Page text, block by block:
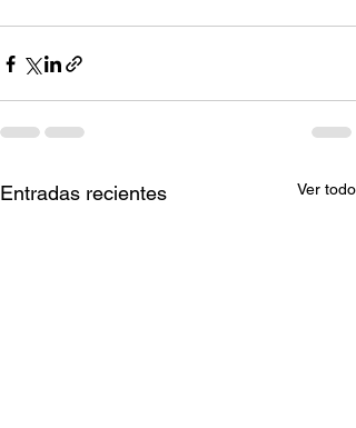
Entradas recientes Ver todo